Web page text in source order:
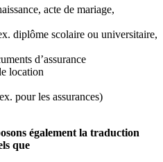
acte de mariage,
diplôme scolaire ou universitaire,
d’assurance
location
pour les assurances)
également la traduction
que